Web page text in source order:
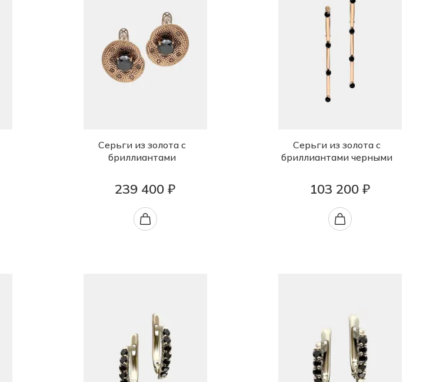
Серьги из золота с
бриллиантами
239 400 ₽
Серьги из золота с
бриллиантами черными
103 200 ₽